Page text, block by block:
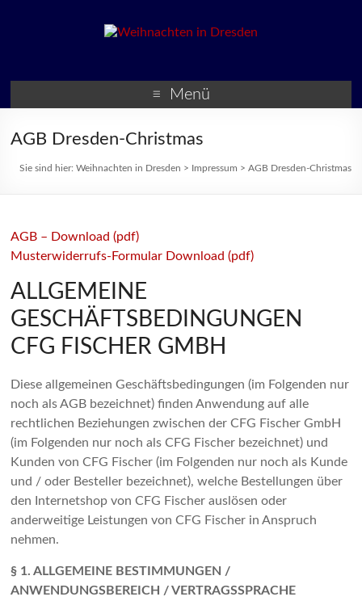
Veranstaltungen zur
Weihnachtszeit
Menü
AGB Dresden-Christmas
Sie sind hier: Weihnachten in Dresden > Impressum > AGB Dresden-Christmas
AGB – Download (pdf)
Musterwiderrufs-Formular Download (pdf)
ALLGEMEINE
GESCHÄFTSBEDINGUNGEN
CFG FISCHER GMBH
Diese allgemeinen Geschäftsbedingungen (im Folgenden nur
noch als AGB bezeichnet) finden Anwendung auf alle
rechtlichen Beziehungen zwischen der CFG Fischer GmbH
(im Folgenden nur noch als CFG Fischer bezeichnet) und
Kunden von CFG Fischer (im Folgenden nur noch als Kunde
und / oder Besteller bezeichnet), welche Bestellungen über
den Internetshop von CFG Fischer auslösen oder
anderweitige Leistungen von CFG Fischer in Anspruch
nehmen.
§ 1. ALLGEMEINE BESTIMMUNGEN /
ANWENDUNGSBEREICH / VERTRAGSSPRACHE